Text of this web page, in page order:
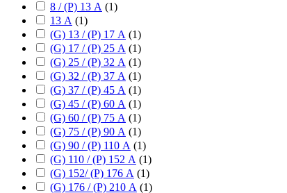
8 / (P) 13 А (1)
13 А (1)
(G) 13 / (P) 17 А (1)
(G) 17 / (P) 25 А (1)
(G) 25 / (P) 32 А (1)
(G) 32 / (P) 37 А (1)
(G) 37 / (P) 45 А (1)
(G) 45 / (P) 60 А (1)
(G) 60 / (P) 75 А (1)
(G) 75 / (P) 90 А (1)
(G) 90 / (P) 110 А (1)
(G) 110 / (P) 152 А (1)
(G) 152/ (P) 176 А (1)
(G) 176 / (P) 210 А (1)